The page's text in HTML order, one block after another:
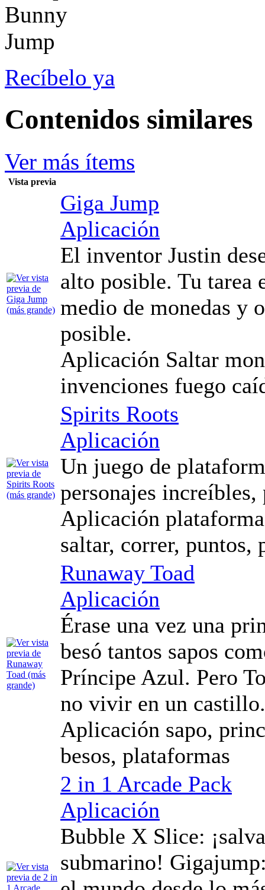
Recíbelo ya
Contenidos similares
Ver más ítems
Vista previa
Giga Jump
Aplicación
El inventor Justin
alto posible. Tu tarea
medio de monedas y
posible.
Aplicación Saltar
invenciones fuego
Spirits Roots
Aplicación
Un juego de
personajes increíbles,
Aplicación
saltar, correr, puntos,
Runaway Toad
Aplicación
Érase una vez una
besó tantos sapos
Príncipe Azul. Pero
no vivir en un castillo.
Aplicación sapo,
besos, plataformas
2 in 1 Arcade Pack
Aplicación
Bubble X Slice:
submarino!